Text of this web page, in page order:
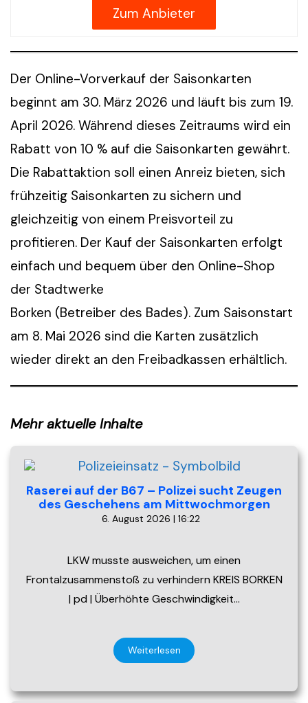
Zum Anbieter
Der Online-Vorverkauf der Saisonkarten
beginnt am 30. März 2026 und läuft bis zum 19.
April 2026. Während dieses Zeitraums wird ein
Rabatt von 10 % auf die Saisonkarten gewährt.
Die Rabattaktion soll einen Anreiz bieten, sich
frühzeitig Saisonkarten zu sichern und
gleichzeitig von einem Preisvorteil zu
profitieren. Der Kauf der Saisonkarten erfolgt
einfach und bequem über den Online-Shop
der Stadtwerke
Borken (Betreiber des Bades). Zum Saisonstart
am 8. Mai 2026 sind die Karten zusätzlich
wieder direkt an den Freibadkassen erhältlich.
Mehr aktuelle Inhalte
Raserei auf der B67 – Polizei sucht Zeugen
des Geschehens am Mittwochmorgen
6. August 2026 | 16:22
LKW musste ausweichen, um einen
Frontalzusammenstoß zu verhindern KREIS BORKEN
| pd | Überhöhte Geschwindigkeit…
Weiterlesen